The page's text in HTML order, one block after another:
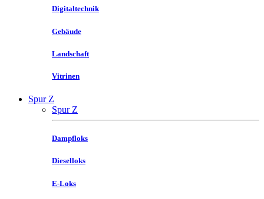
Digitaltechnik
Gebäude
Landschaft
Vitrinen
Spur Z
Spur Z
Dampfloks
Dieselloks
E-Loks